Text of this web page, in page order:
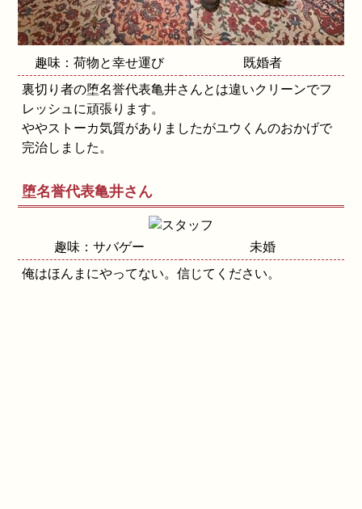
趣味：荷物と幸せ運び
既婚者
裏切り者の堕名誉代表亀井さんとは違いクリーンでフ
レッシュに頑張ります。
ややストーカ気質がありましたがユウくんのおかげで
完治しました。
堕名誉代表亀井さん
趣味：サバゲー
未婚
俺はほんまにやってない。信じてください。